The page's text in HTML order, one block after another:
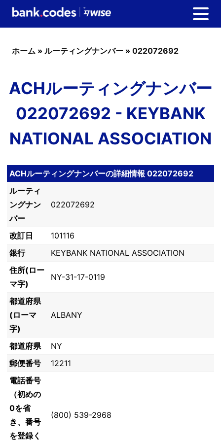
ホーム » ルーティングナンバー » 022072692
ACHルーティングナンバー
022072692 - KEYBANK
NATIONAL ASSOCIATION
ACHルーティングナンバーの詳細情報 022072692
ルーティ
ングナン
バー
022072692
改訂日
101116
銀行
KEYBANK NATIONAL ASSOCIATION
住所(ロー
マ字)
NY-31-17-0119
都道府県
(ローマ
字)
ALBANY
都道府県
NY
郵便番号
12211
電話番号
（初めの
0を省
き、番号
を登録く
(800) 539-2968